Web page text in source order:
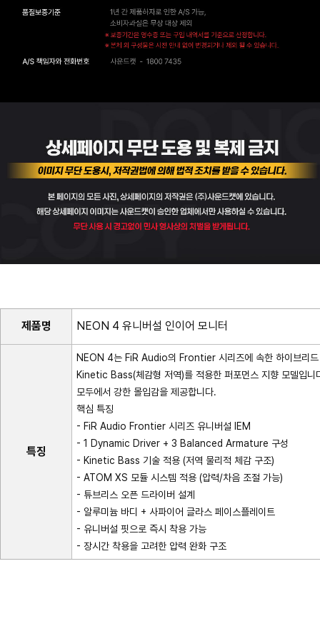
제품명 NEON 4 유니버설 인이어 모니터
특징
NEON 4는 FiR Audio의 Frontier 시리즈에 속한 하이브리
Kinetic Bass(체감형 저역)를 적용한 퍼포먼스 지향 모델입
모두에서 강한 몰입감을 제공합니다.
핵심 특징
- FiR Audio Frontier 시리즈 유니버설 IEM
- 1 Dynamic Driver + 3 Balanced Armature 구성
- Kinetic Bass 기술 적용 (저역 물리적 체감 구조)
- ATOM XS 모듈 시스템 적용 (압력/차음 조절 가능)
- 튜브리스 오픈 드라이버 설계
- 알루미늄 바디 + 사파이어 글라스 페이스플레이트
- 유니버설 핏으로 즉시 착용 가능
- 장시간 착용을 고려한 압력 완화 구조